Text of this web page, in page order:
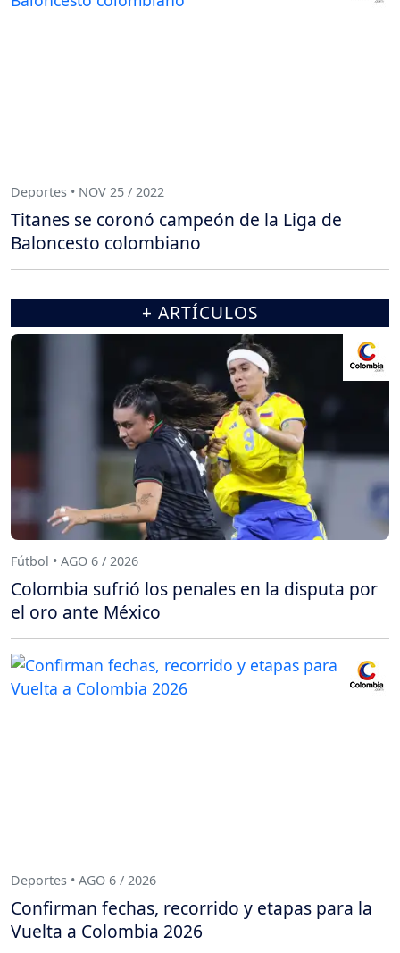
Deportes • NOV 25 / 2022
Titanes se coronó campeón de la Liga de
Baloncesto colombiano
+ ARTÍCULOS
Fútbol • AGO 6 / 2026
Colombia sufrió los penales en la disputa por
el oro ante México
Deportes • AGO 6 / 2026
Confirman fechas, recorrido y etapas para la
Vuelta a Colombia 2026